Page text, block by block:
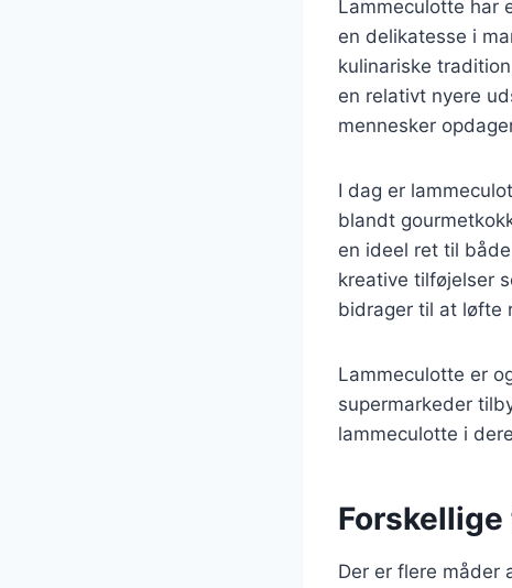
Lammeculotte har
en delikatesse i
kulinariske
en relativt nyere
mennesker
I dag er
blandt
en ideel ret til
kreative tilføjelser
bidrager til at løfte
Lammeculotte er
supermarkeder
lammeculotte i
Der er flere måder